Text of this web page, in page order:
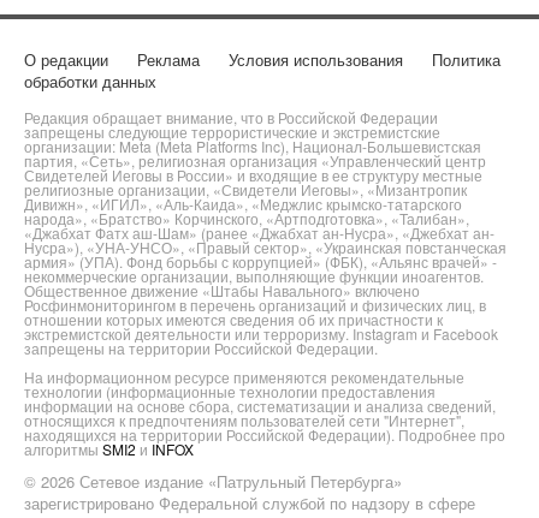
О редакции Реклама Условия использования
Политика
обработки данных
Редакция обращает внимание, что в Российской Федерации
запрещены следующие террористические и экстремистские
организации: Meta (Meta Platforms Inc), Национал-Большевистская
партия, «Сеть», религиозная организация «Управленческий центр
Свидетелей Иеговы в России» и входящие в ее структуру местные
религиозные организации, «Свидетели Иеговы», «Мизантропик
Дивижн», «ИГИЛ», «Аль-Каида», «Меджлис крымско-татарского
народа», «Братство» Корчинского, «Артподготовка», «Талибан»,
«Джабхат Фатх аш-Шам» (ранее «Джабхат ан-Нусра», «Джебхат ан-
Нусра»), «УНА-УНСО», «Правый сектор», «Украинская повстанческая
армия» (УПА). Фонд борьбы с коррупцией» (ФБК), «Альянс врачей» -
некоммерческие организации, выполняющие функции иноагентов.
Общественное движение «Штабы Навального» включено
Росфинмониторингом в перечень организаций и физических лиц, в
отношении которых имеются сведения об их причастности к
экстремистской деятельности или терроризму. Instagram и Facebook
запрещены на территории Российской Федерации.
На информационном ресурсе применяются рекомендательные
технологии (информационные технологии предоставления
информации на основе сбора, систематизации и анализа сведений,
относящихся к предпочтениям пользователей сети "Интернет",
находящихся на территории Российской Федерации). Подробнее про
алгоритмы SMI2 и INFOX
© 2026 Сетевое издание «Патрульный Петербурга»
зарегистрировано Федеральной службой по надзору в сфере